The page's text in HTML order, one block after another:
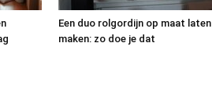
Een duo rolgordijn op maat laten
maken: zo doe je dat